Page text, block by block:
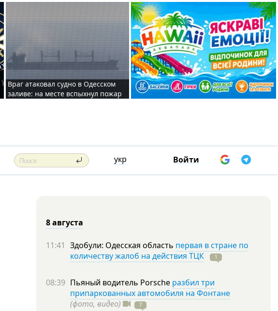
Враг атаковал судно в Одесском
заливе: на месте вспыхнул пожар
укр Войти
8 августа
11:41 Здобули: Одесская область первая в стране по
количеству жалоб на действия ТЦК
1
08:39 Пьяный водитель Porsche разбил три
припаркованных автомобиля на Фонтане
(фото, видео)
7